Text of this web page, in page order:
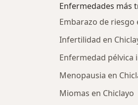
Enfermedades más
Embarazo de riesgo
Infertilidad en
Enfermedad pélvica
Menopausia en
Miomas en Chiclayo